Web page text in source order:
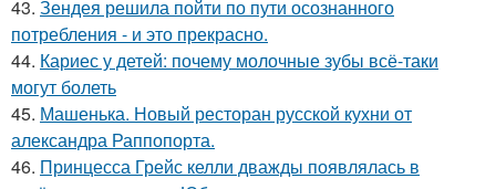
43. Зендея решила пойти по пути осознанного
потребления - и это прекрасно.
44. Кариес у детей: почему молочные зубы всё-таки
могут болеть
45. Машенька. Новый ресторан русской кухни от
александра Раппопорта.
46. Принцесса Грейс келли дважды появлялась в